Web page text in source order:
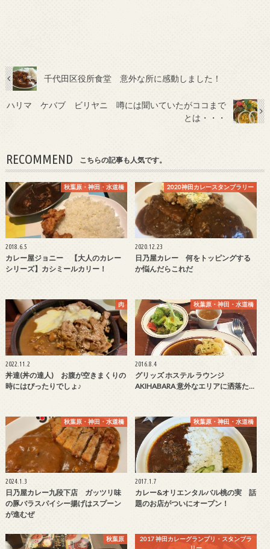
千代田区役所食堂 意外な所に感動しました！
ハリマ ケバブ ビリヤニ 噂には聞いていたがココまで
とは・・・
RECOMMEND こちらの記事も人気です。
秋葉原・神田・水道橋
2018.6.5
カレー屋ジョニー 【大人のカレー
シリーズ】カシミールカリー！
2020神田カレースタンプラリー
2020.12.23
日乃屋カレー 何をトッピングする
か悩んだらこれだ
肉
2022.11.2
丼達(丼の達人) お腹が空きまくりの
時にはぴったりでしょ♪
秋葉原・神田・水道橋
2016.8.4
グリッズ ホステル ラウンジ
AKIHABARA 意外なエリアに洒落た…
秋葉原・神田・水道橋
2024.1.3
日乃屋カレー九段下店 ガッツリ味
の豚バラスパイシー揚げはスプーン
が進むぜ
秋葉原・神田・水道橋
2017.1.7
カレー&オリエンタルバル桃の実 話
題のお店がついにオープン！
秋葉原
2017 神田カレーグランプリ・スタンプラ